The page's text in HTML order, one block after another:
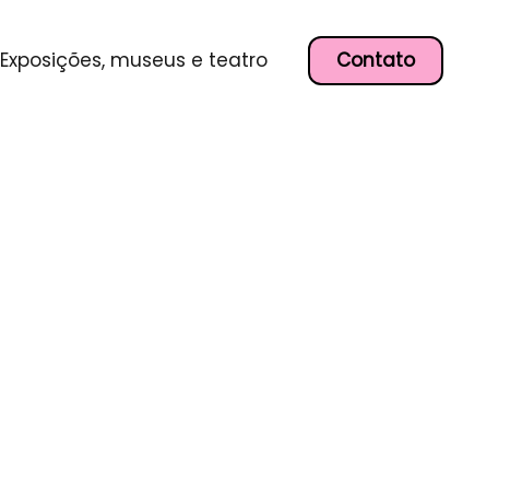
Exposições, museus e teatro Contato